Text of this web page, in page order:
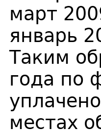
март
январь
Таким
года по
местах